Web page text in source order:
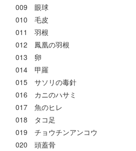
009 眼球
010 毛皮
011 羽根
012 鳳凰の羽根
013 卵
014 甲羅
015 サソリの毒針
016 カニのハサミ
017 魚のヒレ
018 タコ足
019 チョウチンアンコウ
020 頭蓋骨